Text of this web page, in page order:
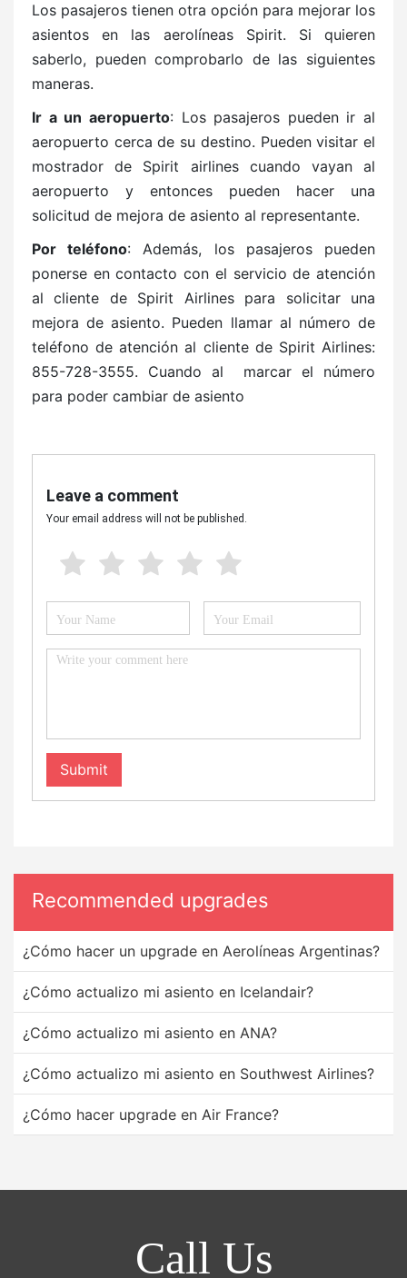
Los pasajeros tienen otra opción para mejorar los
asientos en las aerolíneas Spirit. Si quieren
saberlo, pueden comprobarlo de las siguientes
maneras.
Ir a un aeropuerto: Los pasajeros pueden ir al
aeropuerto cerca de su destino. Pueden visitar el
mostrador de Spirit airlines cuando vayan al
aeropuerto y entonces pueden hacer una
solicitud de mejora de asiento al representante.
Por teléfono: Además, los pasajeros pueden
ponerse en contacto con el servicio de atención
al cliente de Spirit Airlines para solicitar una
mejora de asiento. Pueden llamar al número de
teléfono de atención al cliente de Spirit Airlines:
855-728-3555. Cuando al marcar el número
para poder cambiar de asiento
Leave a comment
Your email address will not be published.
Submit
Recommended upgrades
¿Cómo hacer un upgrade en Aerolíneas Argentinas?
¿Cómo actualizo mi asiento en Icelandair?
¿Cómo actualizo mi asiento en ANA?
¿Cómo actualizo mi asiento en Southwest Airlines?
¿Cómo hacer upgrade en Air France?
Call Us